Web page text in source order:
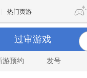
热门页游
魔兽 DNF
过审游戏
游预约 发号